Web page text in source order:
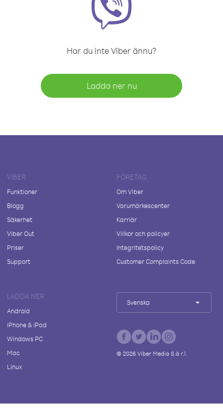
Har du inte Viber ännu?
Ladda ner nu
VIBER
Funktioner
Blogg
Säkerhet
Viber Out
Priser
Support
FÖRETAG
Om Viber
Varumärkescenter
Karriär
Villkor och policyer
Integritetspolicy
Customer Complaints Code
LADDA NER
Android
iPhone & iPad
Windows PC
Mac
Linux
Svenska
© 2026Viber Media S.à r.l.